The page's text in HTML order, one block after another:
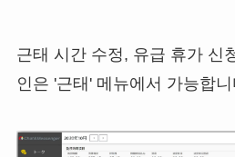
근태 시간 수정, 유급 휴가 신
인은 '근태' 메뉴에서 가능합니